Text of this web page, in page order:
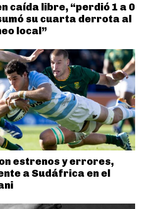
caída libre, “perdió 1 a 0
su cuarta derrota al
local”
estrenos y errores,
a Sudáfrica en el